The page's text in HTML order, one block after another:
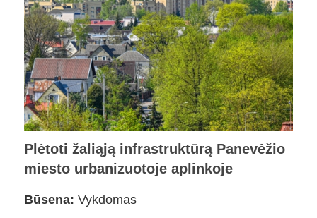
Plėtoti žaliąją infrastruktūrą Panevėžio
miesto urbanizuotoje aplinkoje
Būsena: Vykdomas